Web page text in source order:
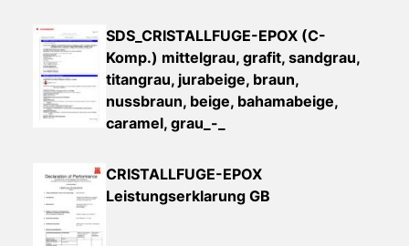
SDS_CRISTALLFUGE-EPOX (C-
Komp.) mittelgrau, grafit, sandgrau,
titangrau, jurabeige, braun,
nussbraun, beige, bahamabeige,
caramel, grau_-_
CRISTALLFUGE-EPOX
Leistungserklarung GB